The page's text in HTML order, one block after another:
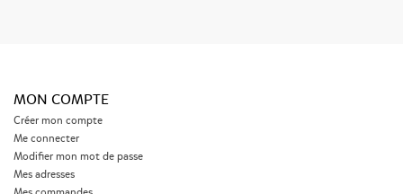
MON COMPTE
Créer mon compte
Me connecter
Modifier mon mot de passe
Mes adresses